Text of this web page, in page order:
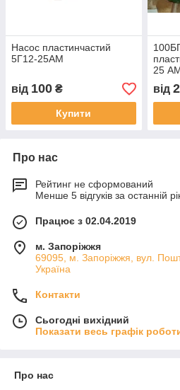
Насос пластинчастий
5Г12-25АМ
від 100 ₴
Купити
25
від 2
Про нас
Рейтинг не сформований
Менше 5 відгуків за останній
Працює з 02.04.2019
м. Запоріжжя
69095, м. Запоріжжя, вул.
Україна
Контакти
Сьогодні вихідний
Показати весь графік
Про нас